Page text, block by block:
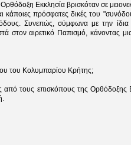
Εκκλησία βρισκόταν σε
κάποιες πρόσφατες δικές του
Συνεπώς, σύμφωνα με την ίδια
στον αιρετικό Παπισμό, κάνοντας
του Κολυμπαρίου Κρήτης;
από τους επισκόπους της Ορθόδοξης